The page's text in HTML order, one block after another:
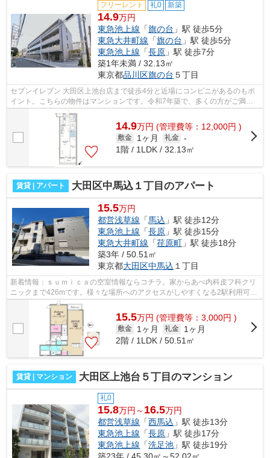
フリーレント 礼0 新築
14.9万円
東急池上線 「旗の台 」駅 徒歩5分
東急大井町線 「旗の台 」駅 徒歩5分
東急池上線 「長原 」駅 徒歩7分
築1年未満 / 32.13㎡
東京都品川区旗の台 ５丁目
セブンイレブン 大田区上池台店まで徒歩4分と近場にコンビニがあるのもポ
イント。こちらの物件はマンションです。令和7年築で、多くの方がご満足
の物件はこちらです。駅から徒歩5分と...
14.9万円 (管理費等：12,000円 )
敷金 1ヶ月 礼金 -
1階 / 1LDK / 32.13㎡
賃貸 | アパート 大田区中馬込１丁目のアパート
15.5万円
都営浅草線 「馬込 」駅 徒歩12分
東急池上線 「長原 」駅 徒歩15分
東急大井町線 「荏原町 」駅 徒歩18分
築3年 / 50.51㎡
東京都大田区中馬込 １丁目
新着情報：ｓｕｍｉｃａの空室情報ならコチラ。家からあべ内科皮フ科クリ
ニックまで426mです。様々な場所へのアクセスがしやすくなる2駅利用可能
な物件です。設備が充実してうれしい、...
15.5万円 (管理費等：3,000円 )
敷金 1ヶ月 礼金
1ヶ月
2階 / 1LDK / 50.51㎡
賃貸 | マンション 大田区上池台５丁目のマンション
礼0
15.8万円～ 16.5万円
都営浅草線 「西馬込 」駅 徒歩13分
東急池上線 「長原 」駅 徒歩17分
東急池上線 「洗足池 」駅 徒歩19分